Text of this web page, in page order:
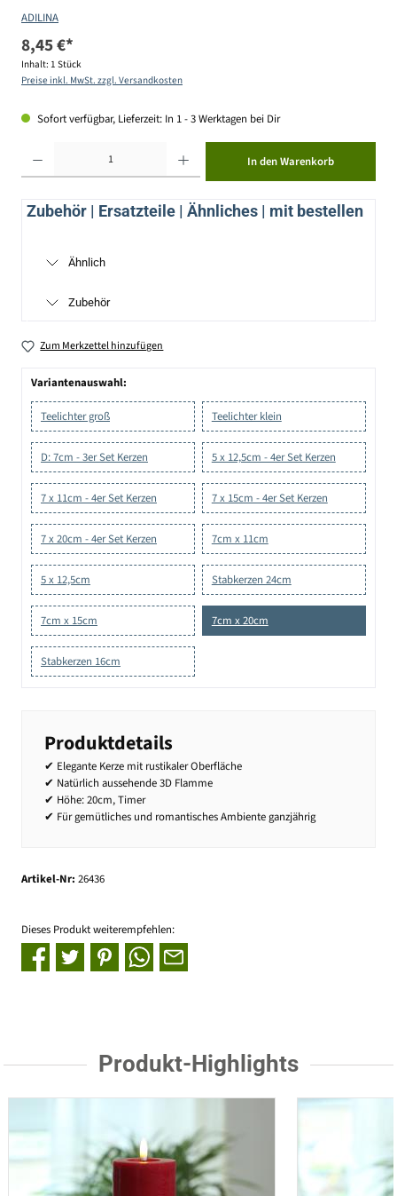
ADILINA
8,45 €*
Inhalt: 1 Stück
Preise inkl. MwSt. zzgl. Versandkosten
Sofort verfügbar, Lieferzeit: In 1 - 3 Werktagen bei Dir
In den Warenkorb
Zubehör | Ersatzteile | Ähnliches | mit bestellen
Ähnlich
Zubehör
Zum Merkzettel hinzufügen
Variantenauswahl:
Teelichter groß Teelichter klein
D: 7cm - 3er Set Kerzen 5 x 12,5cm - 4er Set Kerzen
7 x 11cm - 4er Set Kerzen 7 x 15cm - 4er Set Kerzen
7 x 20cm - 4er Set Kerzen 7cm x 11cm
5 x 12,5cm Stabkerzen 24cm
7cm x 15cm 7cm x 20cm
Stabkerzen 16cm
Produktdetails
✔ Elegante Kerze mit rustikaler Oberfläche
✔ Natürlich aussehende 3D Flamme
✔ Höhe: 20cm, Timer
✔ Für gemütliches und romantisches Ambiente ganzjährig
Artikel-Nr: 26436
Dieses Produkt weiterempfehlen:
Produkt-Highlights